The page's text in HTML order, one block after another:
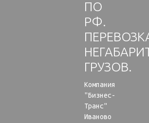
ПО
РФ.
ГРУЗОВ.
Компания
"Бизнес-
Транс"
Иваново